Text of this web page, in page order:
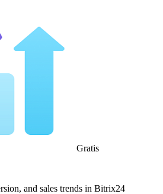
Gratis
and sales trends in Bitrix24